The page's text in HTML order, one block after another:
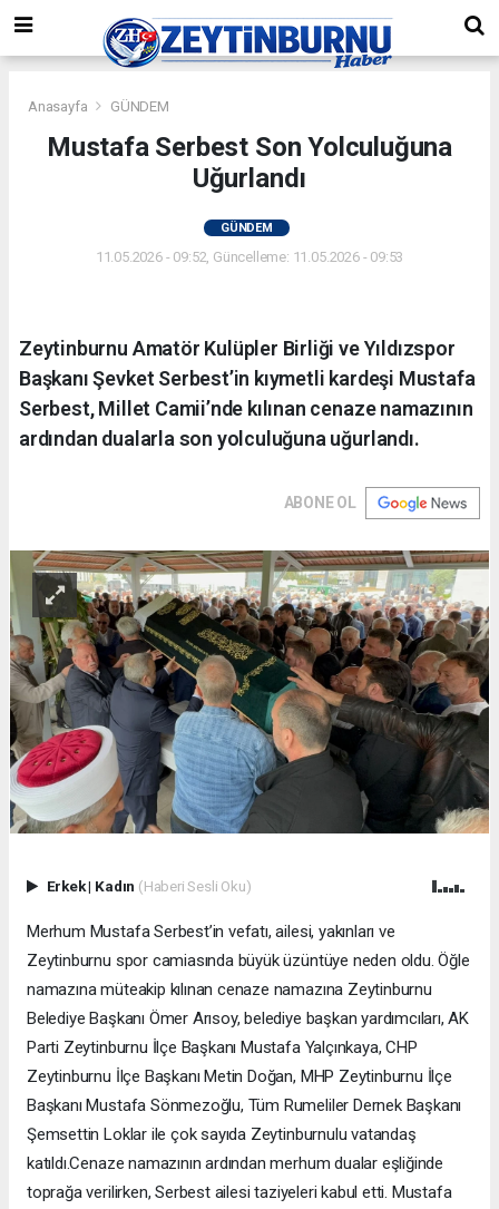
Anasayfa GÜNDEM
Mustafa Serbest Son Yolculuğuna
Uğurlandı
GÜNDEM
11.05.2026 - 09:52, Güncelleme: 11.05.2026 - 09:53
Zeytinburnu Amatör Kulüpler Birliği ve Yıldızspor
Başkanı Şevket Serbest’in kıymetli kardeşi Mustafa
Serbest, Millet Camii’nde kılınan cenaze namazının
ardından dualarla son yolculuğuna uğurlandı.
ABONE OL
Erkek| Kadın (Haberi Sesli Oku)
Merhum Mustafa Serbest’in vefatı, ailesi, yakınları ve
Zeytinburnu spor camiasında büyük üzüntüye neden oldu. Öğle
namazına müteakip kılınan cenaze namazına Zeytinburnu
Belediye Başkanı Ömer Arısoy, belediye başkan yardımcıları, AK
Parti Zeytinburnu İlçe Başkanı Mustafa Yalçınkaya, CHP
Zeytinburnu İlçe Başkanı Metin Doğan, MHP Zeytinburnu İlçe
Başkanı Mustafa Sönmezoğlu, Tüm Rumeliler Dernek Başkanı
Şemsettin Loklar ile çok sayıda Zeytinburnulu vatandaş
katıldı.Cenaze namazının ardından merhum dualar eşliğinde
toprağa verilirken, Serbest ailesi taziyeleri kabul etti. Mustafa